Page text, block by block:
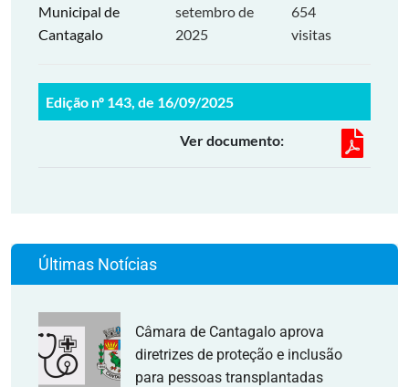
Municipal de
Cantagalo
setembro de
2025
654
visitas
Edição nº 143, de 16/09/2025
Ver documento:
Últimas Notícias
Câmara de Cantagalo aprova
diretrizes de proteção e inclusão
para pessoas transplantadas